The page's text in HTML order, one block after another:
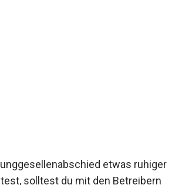
etwas ruhiger
solltest du mit den Betreibern